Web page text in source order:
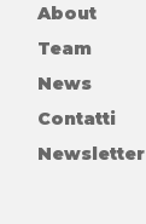
About
Team
News
Contatti
Newsletter